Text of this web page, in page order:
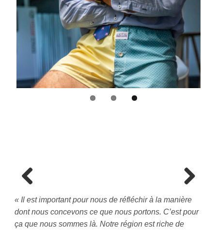
« Il est important pour nous de réfléchir à la manière
dont nous concevons ce que nous portons. C’est pour
ça que nous sommes là. Notre région est riche de